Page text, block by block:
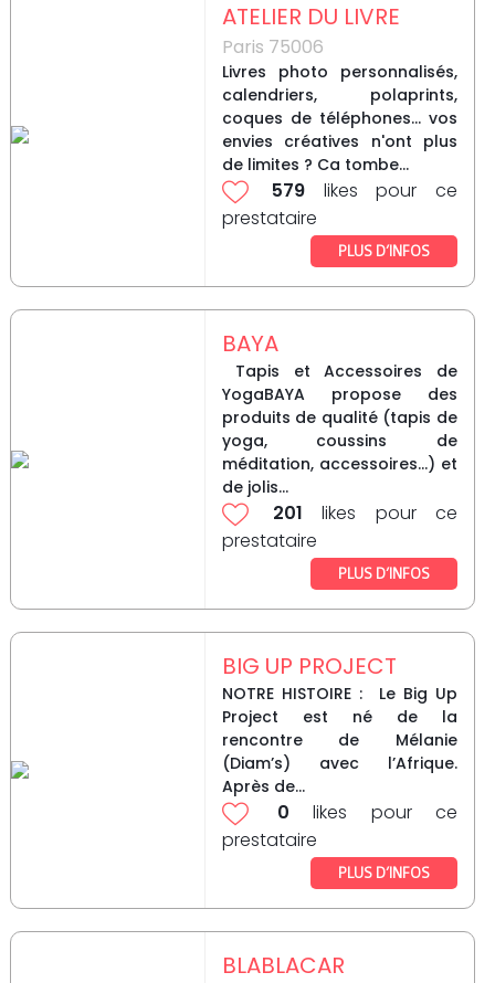
ATELIER DU LIVRE
Paris 75006
Livres photo personnalisés,
calendriers, polaprints,
coques de téléphones... vos
envies créatives n'ont plus
de limites ? Ca tombe...
579 likes pour ce
prestataire
PLUS D’INFOS
BAYA
Tapis et Accessoires de
YogaBAYA propose des
produits de qualité (tapis de
yoga, coussins de
méditation, accessoires…) et
de jolis...
201 likes pour ce
prestataire
PLUS D’INFOS
BIG UP PROJECT
NOTRE HISTOIRE : Le Big Up
Project est né de la
rencontre de Mélanie
(Diam’s) avec l’Afrique.
Après de...
0 likes pour ce
prestataire
PLUS D’INFOS
BLABLACAR